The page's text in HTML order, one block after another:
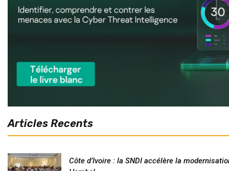
Articles Recents
Côte d’Ivoire : la SNDI accélère la